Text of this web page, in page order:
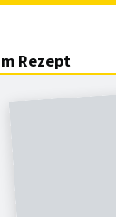
Rezept